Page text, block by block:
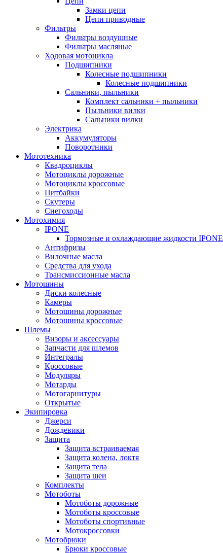
Замки цепи
Цепи приводные
Фильтры
Фильтры воздушные
Фильтры масляные
Ходовая мотоцикла
Подшипники
Колесные подшипники
Колесные подшипники
Сальники, пыльники
Комплект сальники + пыльники
Пыльники вилки
Сальники вилки
Электрика
Аккумуляторы
Поворотники
Мототехника
Квадроциклы
Мотоциклы дорожные
Мотоциклы кроссовые
Питбайки
Скутеры
Снегоходы
Мотохимия
IPONE
Тормозные и охлаждающие жидкости IPONE
Антифризы
Вилочные масла
Средства для ухода
Трансмиссионные масла
Мотошины
Диски колесные
Камеры
Мотошины дорожные
Мотошины кроссовые
Шлемы
Визоры и аксессуары
Запчасти для шлемов
Интегралы
Кроссовые
Модуляры
Мотарды
Мотогарнитуры
Открытые
Экипировка
Джерси
Дождевики
Защита
Защита встраиваемая
Защита колена, локтя
Защита тела
Защита шеи
Комплекты
Мотоботы
Мотоботы дорожные
Мотоботы кроссовые
Мотоботы спортивные
Мотокроссовки
Мотобрюки
Брюки кроссовые